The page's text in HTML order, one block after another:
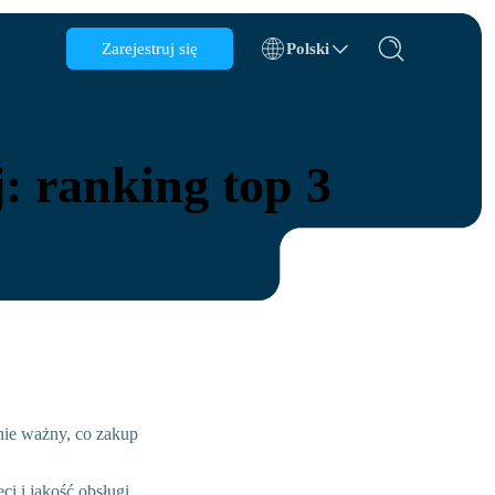
Zarejestruj się Polski
Bułgaria Kambodża
Chorwacja
ranking top 3
ważny, co zakup
i jakość obsługi